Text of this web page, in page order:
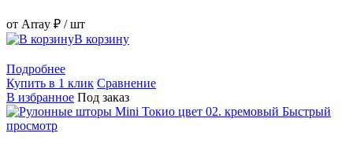
от Array ₽ / шт
В корзину
Подробнее
Купить в 1 клик Сравнение
В избранное Под заказ
Быстрый
просмотр